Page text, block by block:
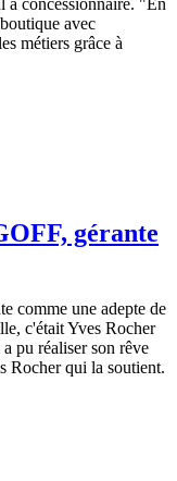
à concessionnaire. "En
avec
métiers grâce à
gérante
comme une adepte de
c'était Yves Rocher
pu réaliser son rêve
Rocher qui la soutient.